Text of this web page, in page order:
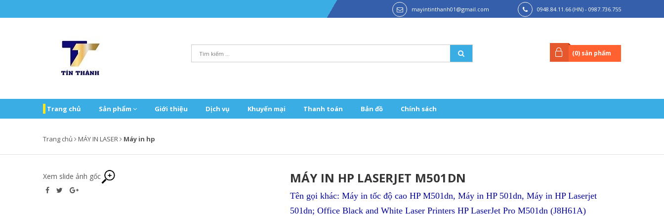
mayintinthanh01@gmail.com 0948.84.11.66 (HN) - 0987.736.755
(0) sản phẩm
Trang chủ Sản phẩm Giới thiệu Dịch vụ Khuyến mại Thanh toán Bản đồ Chính sách
Trang chủ MÁY IN LASER Máy in hp
Xem slide ảnh gốc MÁY IN HP LASERJET M501DN
Tên gọi khác: Máy in tốc độ cao HP M501dn, Máy in HP 501dn, Máy in HP Laserjet
501dn; Office Black and White Laser Printers HP LaserJet Pro M501dn (J8H61A)